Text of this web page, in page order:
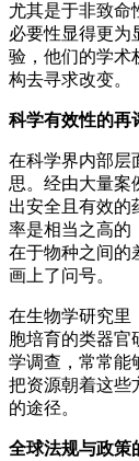
尤其是于非致命
必要性显得更为
验，他们的学术
构去寻求改变。
科学有效性的再
在科学界内部层
思。经由大量案
出安全且有效的
率是相当之高的
在于物种之间的
画上了问号。
在生物学研究里
胞培育的类器官
学调查，常常能
把资源朝着这些
的途径。
全球法规与政策